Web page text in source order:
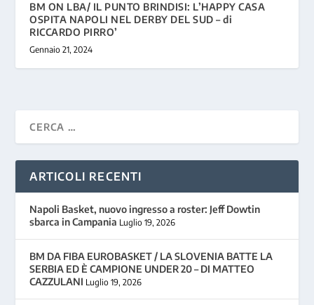
BM ON LBA/ IL PUNTO BRINDISI: L’HAPPY CASA
OSPITA NAPOLI NEL DERBY DEL SUD – di
RICCARDO PIRRO’
Gennaio 21, 2024
ARTICOLI RECENTI
Napoli Basket, nuovo ingresso a roster: Jeff Dowtin
sbarca in Campania Luglio 19, 2026
BM DA FIBA EUROBASKET / LA SLOVENIA BATTE LA
SERBIA ED È CAMPIONE UNDER 20 – DI MATTEO
CAZZULANI Luglio 19, 2026